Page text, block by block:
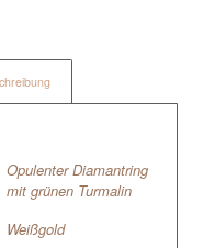
Opulenter Diamantring
mit grünen Turmalin
Weißgold